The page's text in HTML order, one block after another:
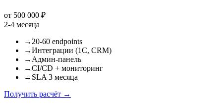
от 500 000 ₽
2-4 месяца
→ 20-60 endpoints
→Интеграции (1С, CRM)
→ Админ-панель
→CI/CD + мониторинг
→ SLA 3 месяца
Получить расчёт →